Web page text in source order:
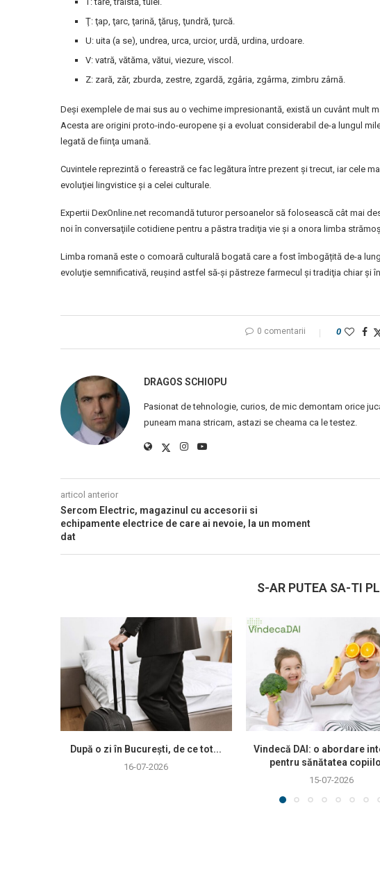
Ţ: ţap, ţarc, ţarină, ţăruş, ţundră, ţurcă.
U: uita (a se), undrea, urca, urcior, urdă, urdina, urdoare.
V: vatră, vătăma, vătui, viezure, viscol.
Z: zară, zăr, zburda, zestre, zgardă, zgâria, zgârma, zimbru zârnă.
Deşi exemplele de mai sus au o vechime impresionantă, există un cuvânt mult
Acesta are origini proto-indo-europene şi a evoluat considerabil de-a lungul
legată de fiinţa umană.
Cuvintele reprezintă o fereastră ce fac legătura între prezent şi trecut, iar cele
evoluţiei lingvistice şi a celei culturale.
Expertii DexOnline.net recomandă tuturor persoanelor să folosească cât mai
noi în conversaţiile cotidiene pentru a păstra tradiţia vie şi a onora limba
Limba romană este o comoară culturală bogată care a fost îmbogățită de-a
evoluţie semnificativă, reuşind astfel să-şi păstreze farmecul şi tradiţia chiar şi
0 comentarii 0
DRAGOS SCHIOPU
Pasionat de tehnologie, curios, de mic demontam orice
puneam mana stricam, astazi se cheama ca le testez.
articol anterior
Sercom Electric, magazinul cu accesorii si
echipamente electrice de care ai nevoie, la un moment
dat
S-AR PUTEA SA-TI
După o zi în București, de ce tot...
16-07-2026
Vindecă DAI: o abordare
pentru sănătatea
15-07-2026